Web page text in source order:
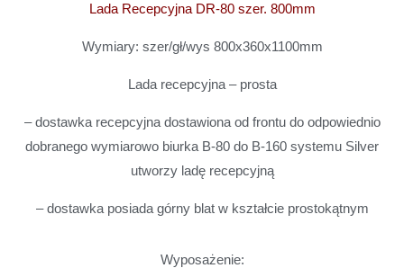
Lada Recepcyjna DR-80 szer. 800mm
Wymiary: szer/gł/wys 800x360x1100mm
Lada recepcyjna – prosta
– dostawka recepcyjna dostawiona od frontu do odpowiednio
dobranego wymiarowo biurka B-80 do B-160 systemu Silver
utworzy ladę recepcyjną
– dostawka posiada górny blat w kształcie prostokątnym
Wyposażenie: